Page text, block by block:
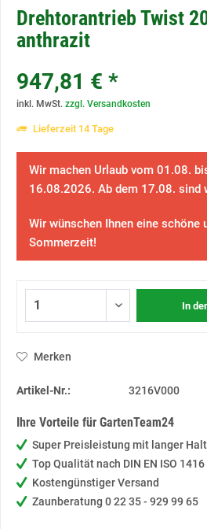
Drehtorantrieb Twist
anthrazit
947,81 € *
inkl. MwSt. zzgl. Versandkosten
Lieferzeit 14 Tage
Wir machen Urlaub vom 01.08.
16.08.2026. Ab dem 17.08. sind
Wir wünschen Ihnen eine schöne
Sommerzeit!
In
Merken
Artikel-Nr.: 3216V000
Ihre Vorteile für GartenTeam24
Super Preisleistung mit langer
Top Qualität nach DIN EN ISO 1416
Kostengünstiger Versand
Zaunberatung 0 22 35 - 929 99 65